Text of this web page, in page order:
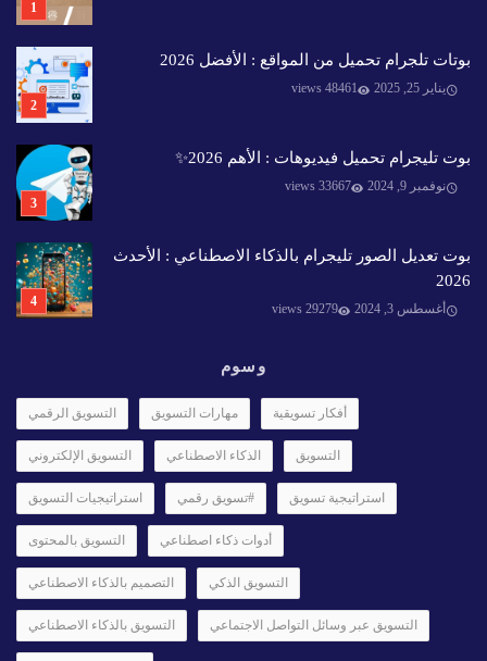
بوتات تلجرام تحميل من المواقع : الأفضل 2026
يناير 25, 2025 48461 views
بوت تليجرام تحميل فيديوهات : الأهم 2026✨️
نوفمبر 9, 2024 33667 views
بوت تعديل الصور تليجرام بالذكاء الاصطناعي : الأحدث
2026
أغسطس 3, 2024 29279 views
وسوم
التسويق الرقمي مهارات التسويق أفكار تسويقية
التسويق الإلكتروني الذكاء الاصطناعي التسويق
استراتيجيات التسويق #تسويق رقمي استراتيجية تسويق
التسويق بالمحتوى أدوات ذكاء اصطناعي
التصميم بالذكاء الاصطناعي التسويق الذكي
التسويق بالذكاء الاصطناعي التسويق عبر وسائل التواصل الاجتماعي